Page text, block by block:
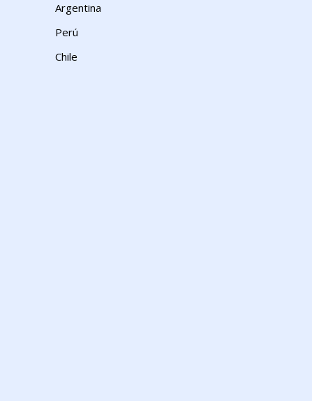
Argentina
Perú
Chile